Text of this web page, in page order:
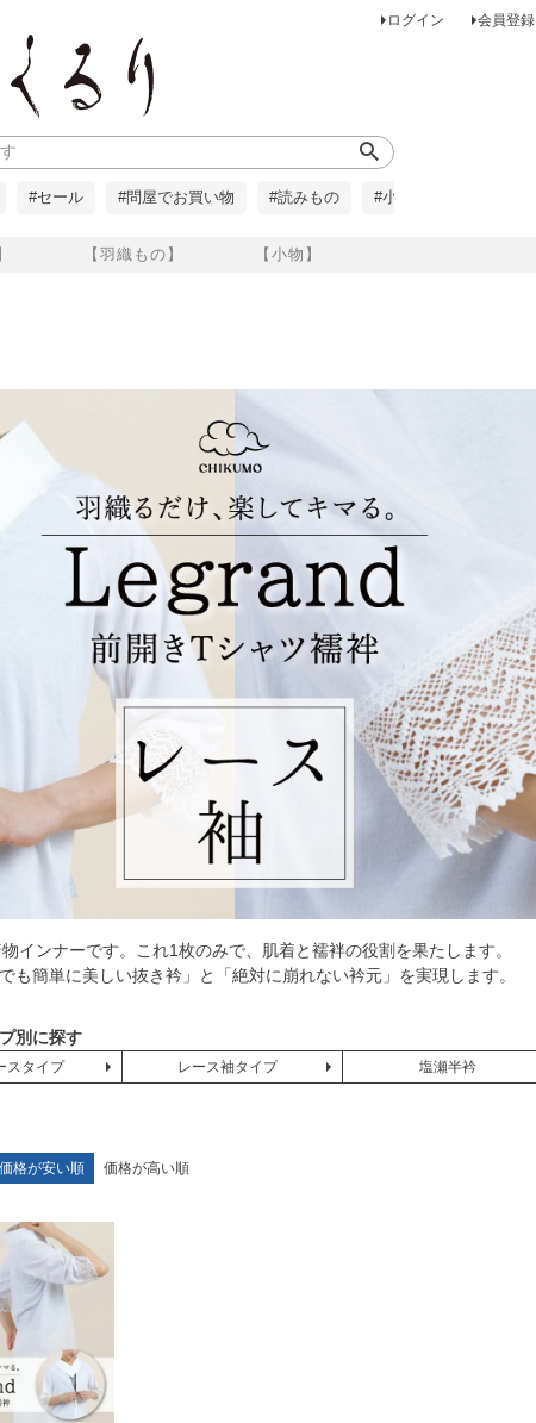
ログイン 会員登録
【羽織もの】 【小物】
#セール #問屋でお買い物 #読みもの #小柄な方に
インナーです。これ1枚のみで、肌着と襦袢の役割を果たします。
も簡単に美しい抜き衿」と「絶対に崩れない衿元」を実現します。
別に探す
スタイプ レース袖タイプ 塩瀬半衿
価格が安い順 価格が高い順